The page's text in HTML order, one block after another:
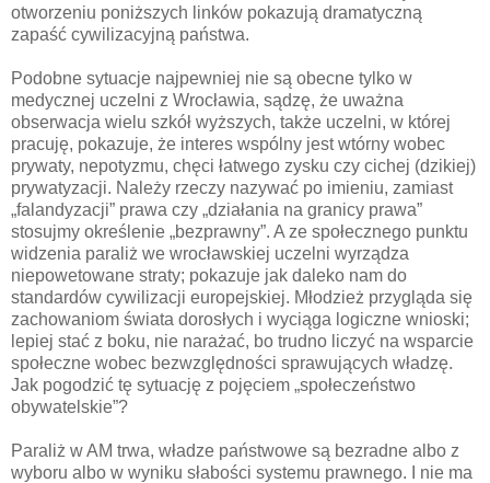
otworzeniu poniższych linków pokazują dramatyczną
zapaść cywilizacyjną państwa.
Podobne sytuacje najpewniej nie są obecne tylko w
medycznej uczelni z Wrocławia, sądzę, że uważna
obserwacja wielu szkół wyższych, także uczelni, w której
pracuję, pokazuje, że interes wspólny jest wtórny wobec
prywaty, nepotyzmu, chęci łatwego zysku czy cichej (dzikiej)
prywatyzacji. Należy rzeczy nazywać po imieniu, zamiast
„falandyzacji” prawa czy „działania na granicy prawa”
stosujmy określenie „bezprawny”. A ze społecznego punktu
widzenia paraliż we wrocławskiej uczelni wyrządza
niepowetowane straty; pokazuje jak daleko nam do
standardów cywilizacji europejskiej. Młodzież przygląda się
zachowaniom świata dorosłych i wyciąga logiczne wnioski;
lepiej stać z boku, nie narażać, bo trudno liczyć na wsparcie
społeczne wobec bezwzględności sprawujących władzę.
Jak pogodzić tę sytuację z pojęciem „społeczeństwo
obywatelskie”?
Paraliż w AM trwa, władze państwowe są bezradne albo z
wyboru albo w wyniku słabości systemu prawnego. I nie ma